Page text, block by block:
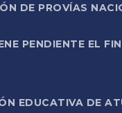
DE PROVÍAS
PENDIENTE EL
EDUCATIVA DE